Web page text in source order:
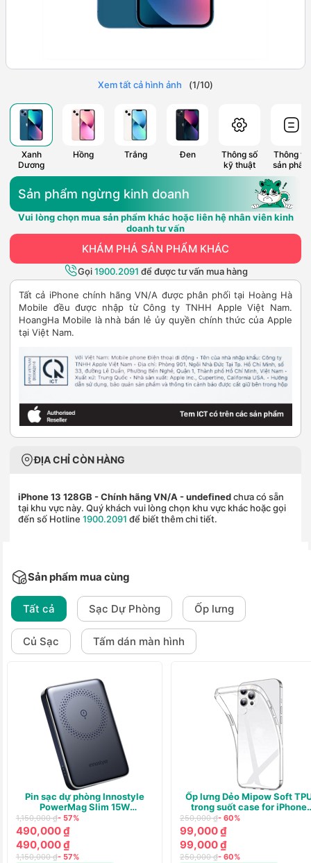
Xem tất cả hình ảnh (1/10)
Xanh
Dương
Hồng Trắng Đen
Thông số
kỹ thuật
Thông tin
sản phẩm
Sản phẩm ngừng kinh doanh
Vui lòng chọn mua sản phẩm khác hoặc liên hệ nhân viên kinh
doanh tư vấn
KHÁM PHÁ SẢN PHẨM KHÁC
Gọi1900.2091 để được tư vấn mua hàng
Tất cả iPhone chính hãng VN/A được phân phối tại Hoàng Hà
Mobile đều được nhập từ Công ty TNHH Apple Việt Nam.
HoangHa Mobile là nhà bán lẻ ủy quyền chính thức của Apple
tại Việt Nam.
ĐỊA CHỈ CÒN HÀNG
iPhone 13 128GB - Chính hãng VN/A - undefinedchưa có sẵn
tại khu vực này. Quý khách vui lòng chọn khu vực khác hoặc gọi
đến số Hotline 1900.2091 để biết thêm chi tiết.
Sản phẩm mua cùng
Tất cả Sạc Dự Phòng Ốp lưng
Củ Sạc Tấm dán màn hình
Pin sạc dự phòng Innostyle
PowerMag Slim 15W
(WIRELESS) PD/QC3.0 20W
10000m
1,150,000 ₫- 57%
490,000 ₫
490,000 ₫
1,150,000 ₫- 57%
Ốp lưng Dẻo Mipow Soft
trong suốt case for iPhone
13/14
250,000 ₫- 60%
99,000 ₫
99,000 ₫
250,000 ₫- 60%